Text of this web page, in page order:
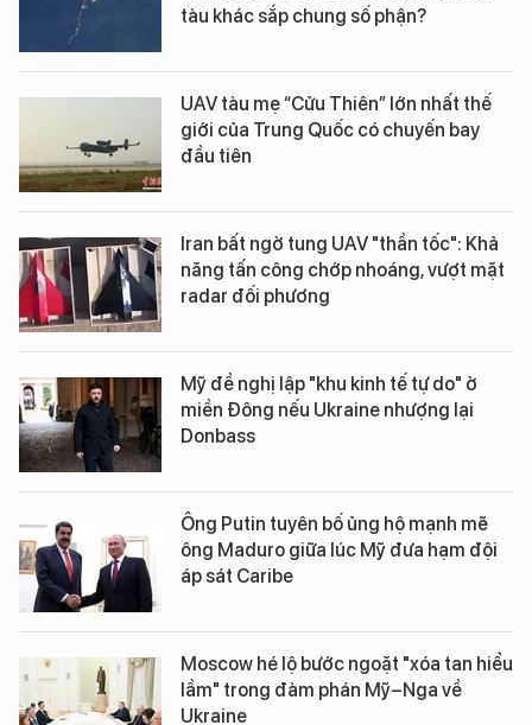
tàu khác sắp chung số phận?
UAV tàu mẹ “Cửu Thiên” lớn nhất thế
giới của Trung Quốc có chuyến bay
đầu tiên
Iran bất ngờ tung UAV "thần tốc": Khả
năng tấn công chớp nhoáng, vượt mặt
radar đối phương
Mỹ đề nghị lập "khu kinh tế tự do" ở
miền Đông nếu Ukraine nhượng lại
Donbass
Ông Putin tuyên bố ủng hộ mạnh mẽ
ông Maduro giữa lúc Mỹ đưa hạm đội
áp sát Caribe
Moscow hé lộ bước ngoặt "xóa tan hiểu
lầm" trong đàm phán Mỹ–Nga về
Ukraine